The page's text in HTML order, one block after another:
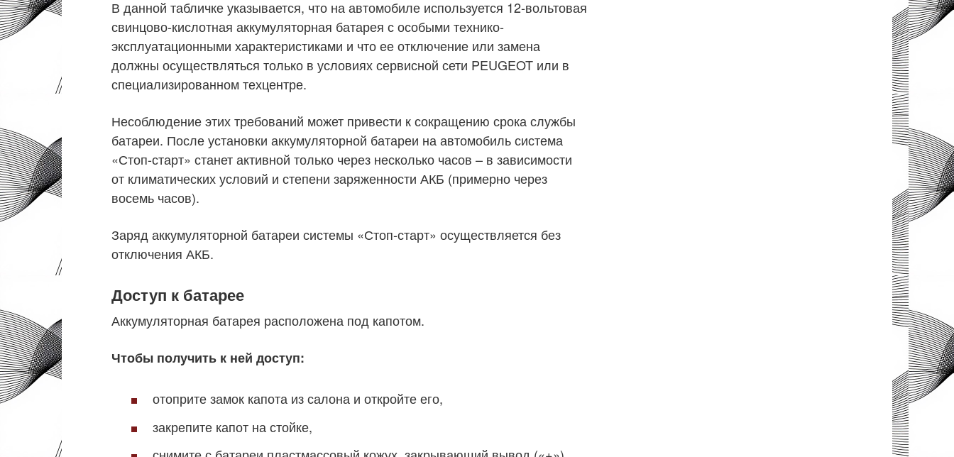
В данной табличке указывается, что на автомобиле используется 12-вольтовая
свинцово-кислотная аккумуляторная батарея с особыми технико-
эксплуатационными характеристиками и что ее отключение или замена
должны осуществляться только в условиях сервисной сети PEUGEOT или в
специализированном техцентре.
Несоблюдение этих требований может привести к сокращению срока службы
батареи. После установки аккумуляторной батареи на автомобиль система
«Стоп-старт» станет активной только через несколько часов – в зависимости
от климатических условий и степени заряженности АКБ (примерно через
восемь часов).
Заряд аккумуляторной батареи системы «Стоп-старт» осуществляется без
отключения АКБ.
Доступ к батарее
Аккумуляторная батарея расположена под капотом.
Чтобы получить к ней доступ:
отоприте замок капота из салона и откройте его,
закрепите капот на стойке,